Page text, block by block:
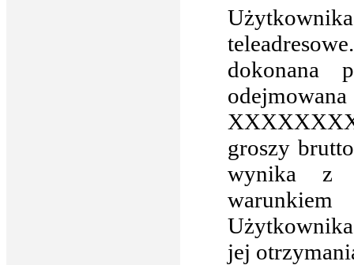
dokonana
groszy
wynika z
jej